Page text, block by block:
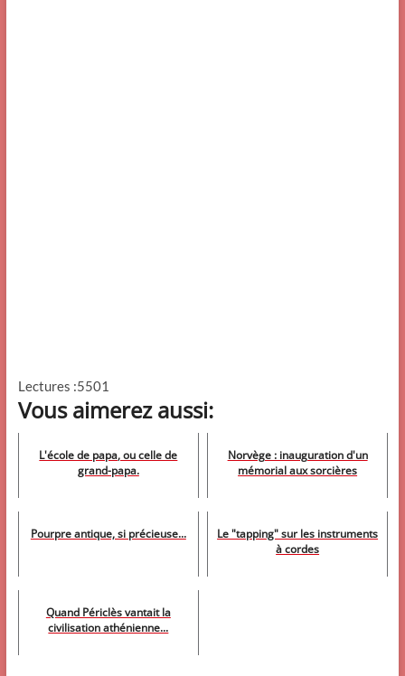
Lectures :5501
Vous aimerez aussi:
L'école de papa, ou celle de
grand-papa.
Norvège : inauguration d'un
mémorial aux sorcières
Pourpre antique, si précieuse...
Le "tapping" sur les instruments
à cordes
Quand Périclès vantait la
civilisation athénienne...